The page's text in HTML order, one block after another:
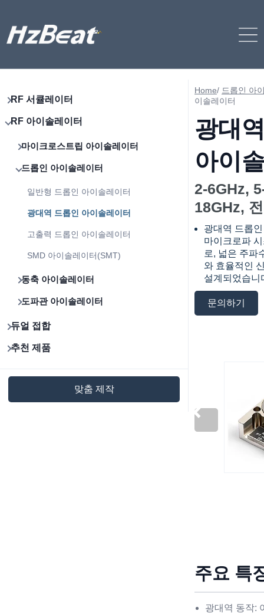
RF 서큘레이터
RF 아이솔레이터
마이크로스트립 아이솔레이터
드롭인 아이솔레이터
일반형 드롭인 아이솔레이터
광대역 드롭인 아이솔레이터
고출력 드롭인 아이솔레이터
SMD 아이솔레이터(SMT)
동축 아이솔레이터
도파관 아이솔레이터
듀얼 접합
추천 제품
맞춤 제작
Home/ 드롭인 아
이솔레이터
광대
아이
2-6GHz,
18GHz,
광대역 드롭
마이크로파
로, 넓은 주파
와 효율적인
설계되었습니
문의하기
주요 특
광대역 동작: